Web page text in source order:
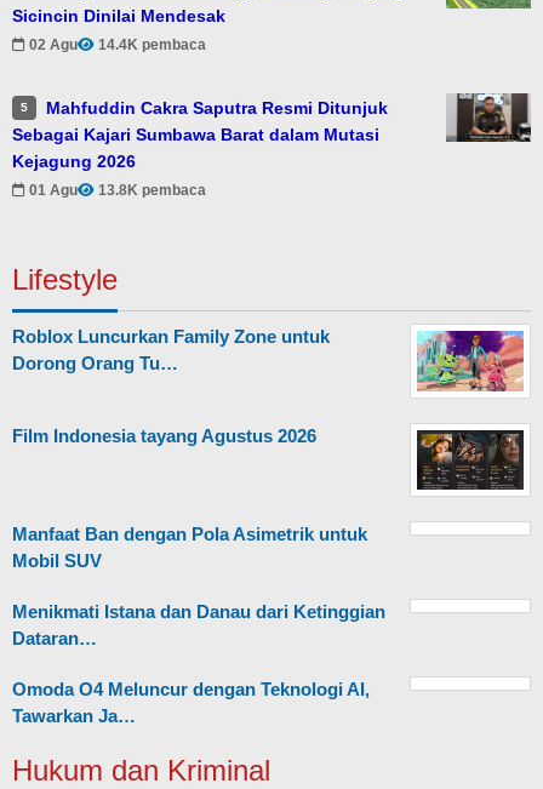
Sicincin Dinilai Mendesak
02 Agu 14.4K pembaca
5
Mahfuddin Cakra Saputra Resmi Ditunjuk
Sebagai Kajari Sumbawa Barat dalam Mutasi
Kejagung 2026
01 Agu 13.8K pembaca
Lifestyle
Roblox Luncurkan Family Zone untuk
Dorong Orang Tu…
Film Indonesia tayang Agustus 2026
Manfaat Ban dengan Pola Asimetrik untuk
Mobil SUV
Menikmati Istana dan Danau dari Ketinggian
Dataran…
Omoda O4 Meluncur dengan Teknologi AI,
Tawarkan Ja…
Hukum dan Kriminal